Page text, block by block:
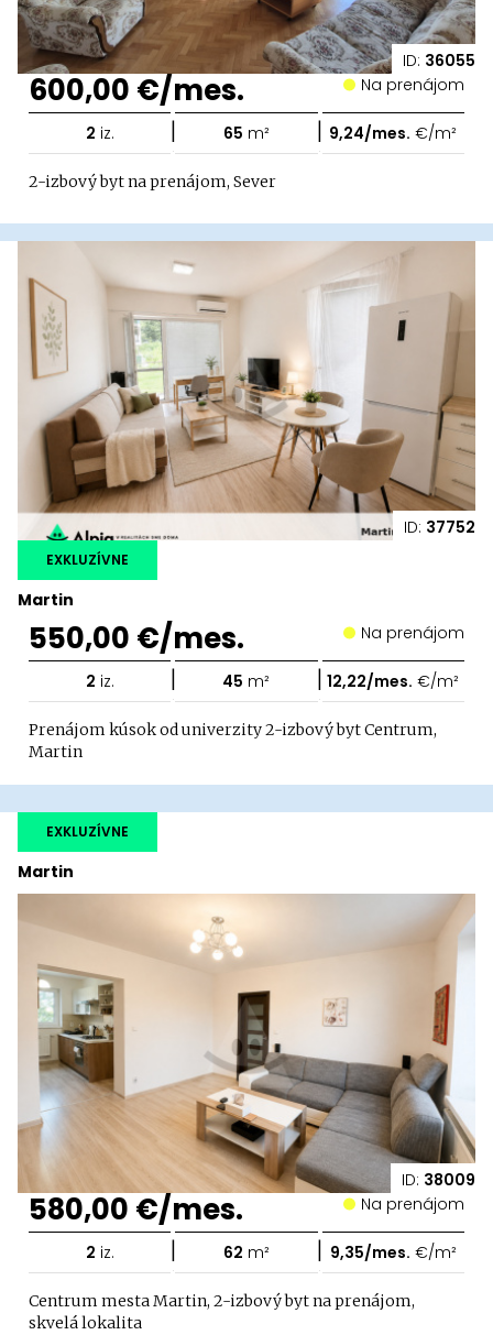
ID: 36055
600,00 €/mes. Na prenájom
2 iz. | 65 m² | 9,24/mes. €/m²
2-izbový byt na prenájom, Sever
ID: 37752
Martin
EXKLUZÍVNE
550,00 €/mes. Na prenájom
2 iz. | 45 m² | 12,22/mes. €/m²
Prenájom kúsok od univerzity 2-izbový byt Centrum,
Martin
ID: 38009
Martin
EXKLUZÍVNE
580,00 €/mes. Na prenájom
2 iz. | 62 m² | 9,35/mes. €/m²
Centrum mesta Martin, 2-izbový byt na prenájom,
skvelá lokalita